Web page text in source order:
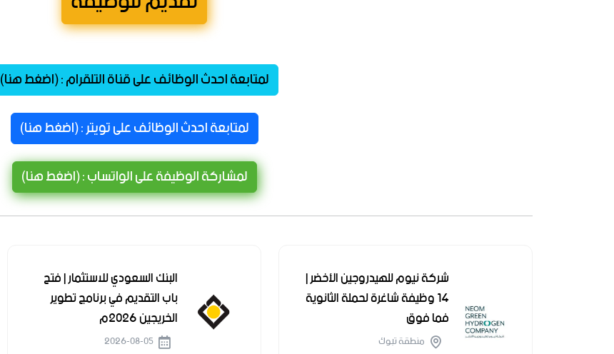
لمتابعة احدث الوظائف على قناة التلقرام : (اضغط هنا)
لمتابعة احدث الوظائف على تويتر : (اضغط هنا)
لمشاركة الوظيفة على الواتساب : (اضغط هنا)
شركة نيوم للهيدروجين الأخضر |
14 وظيفة شاغرة لحملة الثانوية
فما فوق
منطقة تبوك
البنك السعودي للاستثمار | فتح
باب التقديم في برنامج تطوير
الخريجين 2026م